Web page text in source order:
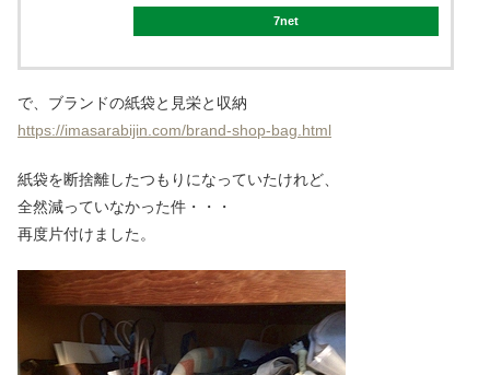
7net
で、ブランドの紙袋と見栄と収納
https://imasarabijin.com/brand-shop-bag.html
紙袋を断捨離したつもりになっていたけれど、
全然減っていなかった件・・・
再度片付けました。